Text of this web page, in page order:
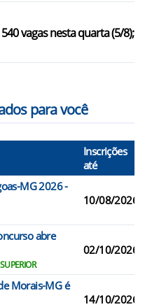
vagas nesta quarta (5/8);
para você
Inscrições
até
MG 2026 -
10/08/2026
abre
02/10/2026
Morais-MG é
14/10/2026